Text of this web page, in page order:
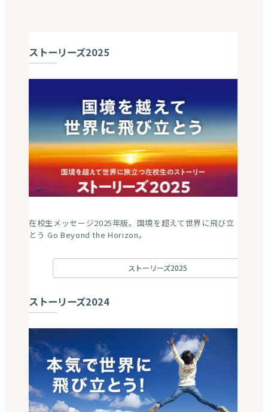
ストーリーズ2025
在校生メッセージ2025年版。国境を超えて世界に飛び立
とう Go Beyond the Horizon。
ストーリーズ2025
ストーリーズ2024